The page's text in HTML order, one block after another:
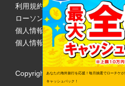
利用規約
ローソンWEB会員規約
個人情報の取り扱いについて
個人情報保護方針
Copyright © 1998 Lawson
あなたの海外旅行を応援！毎月抽選でローチケ
キャッシュバック！